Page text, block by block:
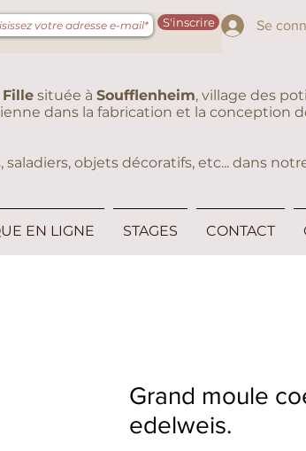
S'inscrire Se
située à Soufflenheim, village des
dans la fabrication et la conception
objets décoratifs, etc... dans
EN LIGNE STAGES CONTACT
Grand moule
edelweis.